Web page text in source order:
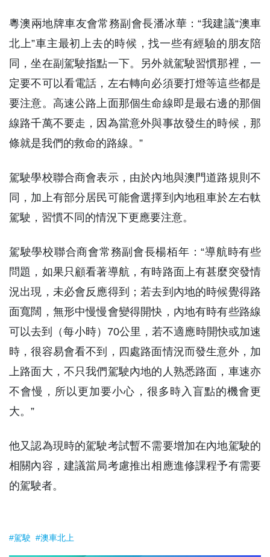
粵澳兩地牌車友會常務副會長潘冰華：“我建議“澳車
北上”車主最初上去的時候，找一些有經驗的朋友陪
同，坐在副駕駛指點一下。另外就駕駛習慣那裡，一
定要不可以看電話，左右轉向必須要打燈等這些都是
要注意。高速公路上面那個生命線即是最右邊的那個
線路千萬不要走，因為當意外與事故發生的時候，那
條就是我們的救命的路線。”
駕駛學校聯合商會表示，由於內地與澳門道路規則不
同，加上有部分居民可能會選擇到內地租車於左右軚
駕駛，習慣不同的情況下更應要注意。
駕駛學校聯合商會常務副會長楊栢年：“導航時有些
問題，如果只顧看著導航，有時路面上有甚麼突發情
況出現，未必會反應得到；若去到內地的時候覺得路
面寬闊，無形中慢慢會變得開快，內地有時有些路線
可以去到（每小時）70公里，若不適應時開快或加速
時，很容易會看不到，四處路面情況而發生意外，加
上路面大，不只我們駕駛內地的人熟悉路面，車速亦
不會慢，所以更加要小心，很多時入盲點的機會更
大。”
他又認為現時的駕駛考試暫不需要增加在內地駕駛的
相關內容，建議當局考慮推出相應進修課程予有需要
的駕駛者。
#駕駛 #澳車北上